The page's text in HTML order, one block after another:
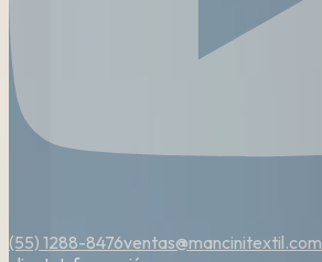
(55) 1288-8476ventas@mancinitextil.com